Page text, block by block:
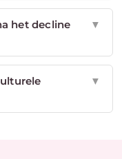
het decline
▼
▼